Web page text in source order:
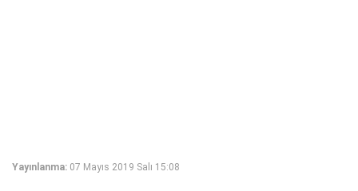
Yayınlanma: 07 Mayıs 2019 Salı 15:08